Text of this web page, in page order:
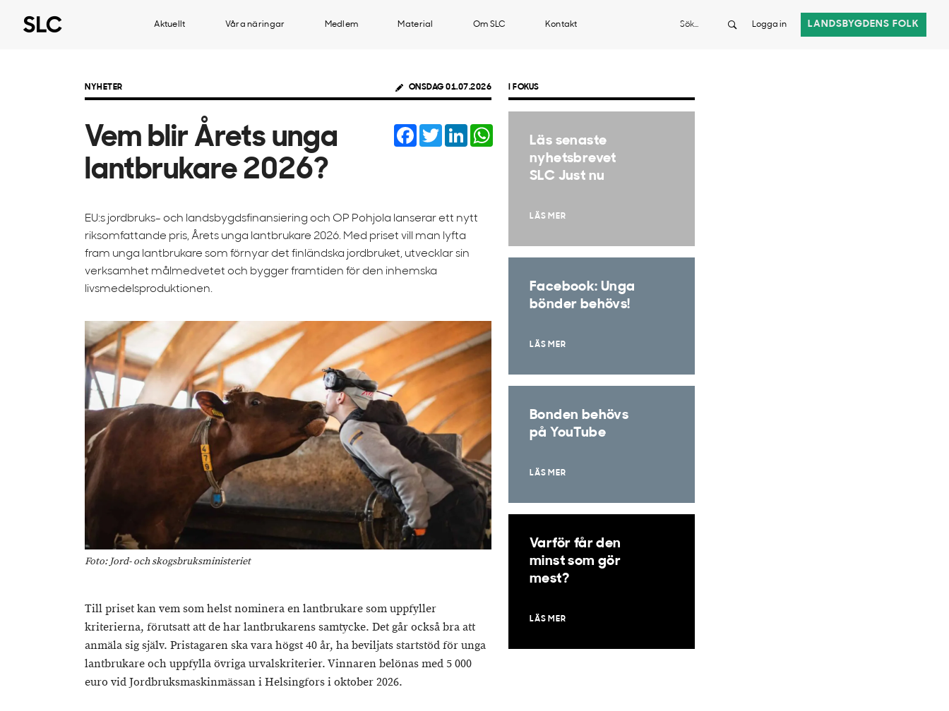
Aktuellt Våra näringar Medlem Material Om SLC Kontakt Sök Logga in LANDSBYGDENS FOLK
NYHETER ONSDAG 01.07.2026
Vem blir Årets unga
lantbrukare 2026?
Facebook
TwitterLinkedIn
EU:s jordbruks- och landsbygdsfinansiering och OP Pohjola lanserar ett nytt
riksomfattande pris, Årets unga lantbrukare 2026. Med priset vill man lyfta
fram unga lantbrukare som förnyar det finländska jordbruket, utvecklar sin
verksamhet målmedvetet och bygger framtiden för den inhemska
livsmedelsproduktionen.
Foto: Jord- och skogsbruksministeriet
Till priset kan vem som helst nominera en lantbrukare som uppfyller
kriterierna, förutsatt att de har lantbrukarens samtycke. Det går också bra att
anmäla sig själv. Pristagaren ska vara högst 40 år, ha beviljats startstöd för unga
lantbrukare och uppfylla övriga urvalskriterier. Vinnaren belönas med 5 000
euro vid Jordbruksmaskinmässan i Helsingfors i oktober 2026.
I FOKUS
Läs senaste
nyhetsbrevet
SLC Just nu
LÄS MER
Facebook: Unga
bönder behövs!
LÄS MER
Bonden behövs
på YouTube
LÄS MER
Varför får den
minst som gör
mest?
LÄS MER